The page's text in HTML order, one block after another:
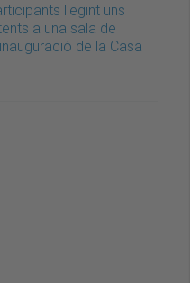
llegint uns
a una sala de
de la Casa